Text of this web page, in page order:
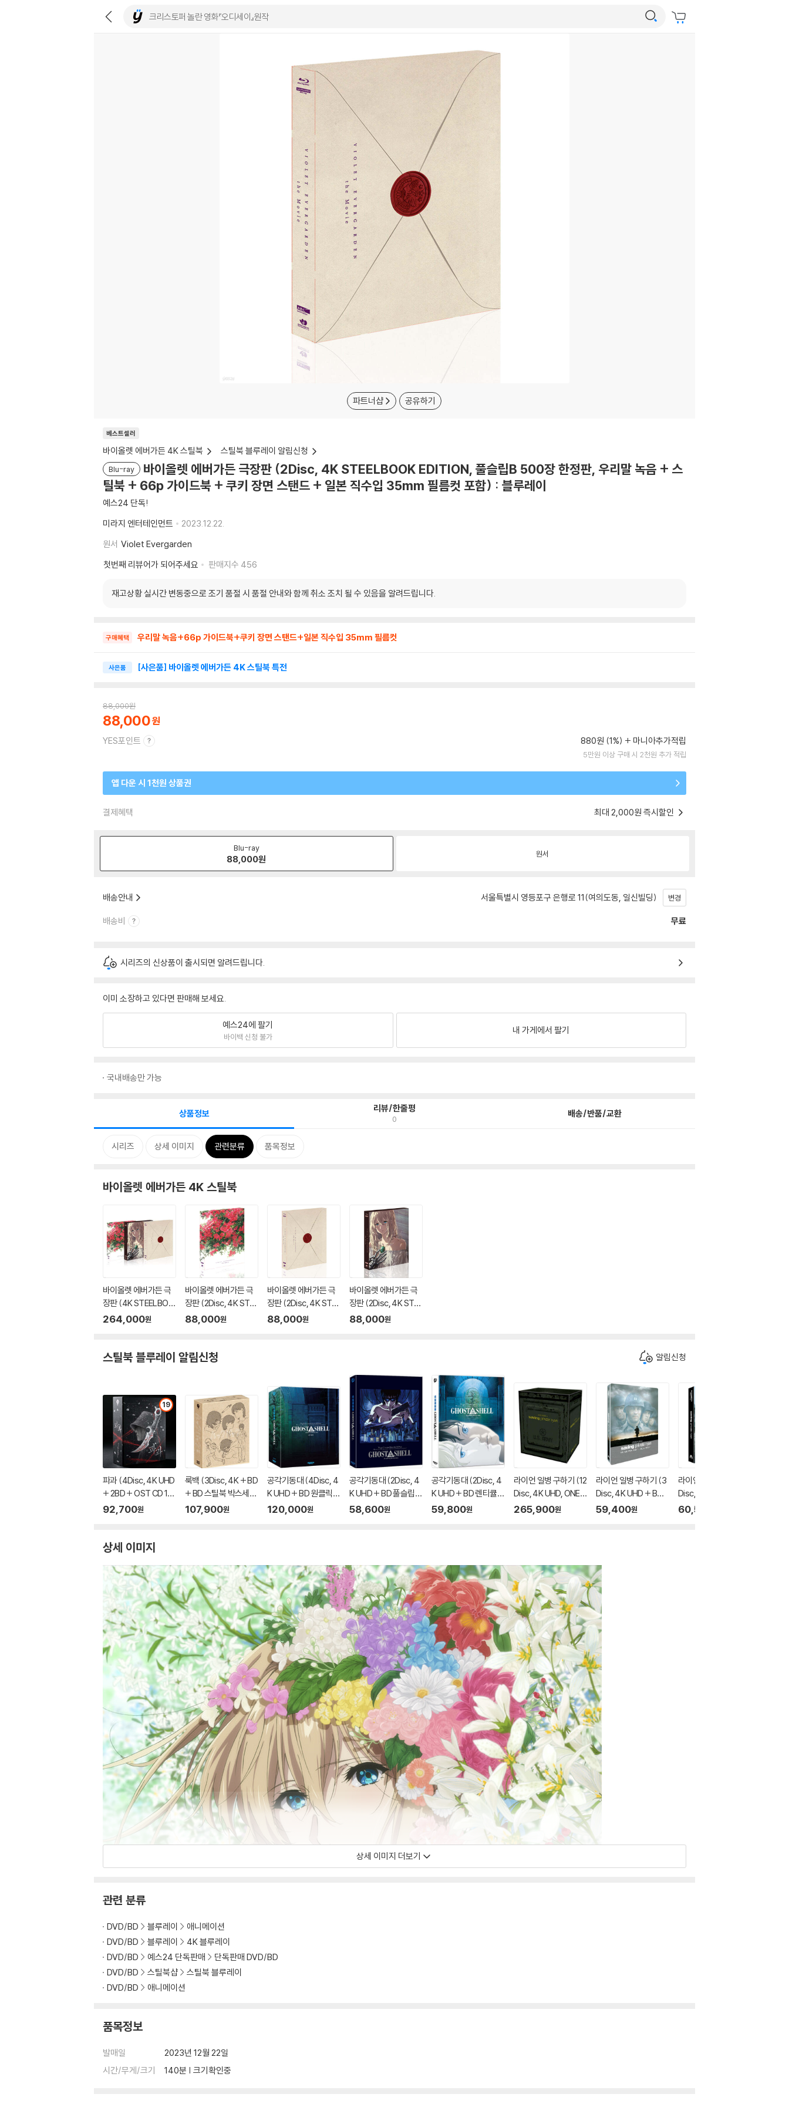
파트너샵 공유하기
베스트셀러
바이올렛 에버가든 4K 스틸북 스틸북 블루레이 알림신청
Blu-ray
바이올렛 에버가든 극장판 (2Disc, 4K STEELBOOK EDITION, 풀슬립B 500장 한정판, 우리말 녹음 + 스
틸북 + 66p 가이드북 + 쿠키 장면 스탠드 + 일본 직수입 35mm 필름컷 포함) : 블루레이
예스24 단독!
미라지 엔터테인먼트
2023.12.22.
원서 Violet Evergarden
첫번째 리뷰어가 되어주세요
판매지수 456
재고상황 실시간 변동중으로 조기 품절 시 품절 안내와 함께 취소 조치 될 수 있음을 알려드립니다.
구매혜택 우리말 녹음+66p 가이드북+쿠키 장면 스탠드+일본 직수입 35mm 필름컷
사은품 [사은품] 바이올렛 에버가든 4K 스틸북 특전
88,000원
88,000
YES포인트 880원 (1%) 마니아추가적립
5만원 이상 구매 시 2천원 추가 적립
앱 다운 시 1천원 상품권
결제혜택 최대 2,000원 즉시할인
Blu-ray
88,000원 원서
배송안내 서울특별시 영등포구 은행로 11(여의도동, 일신빌딩) 변경
배송비 무료
시리즈의 신상품이 출시되면 알려드립니다.
이미 소장하고 있다면 판매해 보세요.
예스24에 팔기
바이백 신청 불가
내 가게에서 팔기
국내배송만 가능
상품정보 리뷰/한줄평
0 배송/반품/교환
시리즈 상세 이미지 관련분류 품목정보
바이올렛 에버가든 4K 스틸북
바이올렛 에버가든 극
장판 (4K STEELBOO
K EDITION ONE CLIC
264,000원
바이올렛 에버가든 극
장판 (2Disc, 4K STE
ELBOOK EDITION, 렌
+ 66p 가이드북 + 쿠
포함) : 블루레이
88,000원
바이올렛 에버가든 극
장판 (2Disc, 4K STE
ELBOOK EDITION, 풀
포함) : 블루레이
88,000원
바이올렛 에버가든 극
장판 (2Disc, 4K STE
ELBOOK EDITION, 풀
직수입 35mm 필름컷
포함) : 블루레이
88,000원
스틸북 블루레이 알림신청 알림신청
19
파과 (4Disc, 4K UHD
+ 2BD + OST CD 15
00장 한정 스틸북 한정
92,700원
룩백 (3Disc, 4K + BD
+ BD 스틸북 박스세트
한정판) : 블루레이
107,900원
공각기동대 (4Disc, 4
K UHD + BD 원클릭박
스 스틸북 한정판 C Ty
120,000원
공각기동대 (2Disc, 4
K UHD + BD 풀슬립
스틸북 한정판 B Typ
58,600원
공각기동대 (2Disc, 4
K UHD + BD 렌티큘러
풀슬립 스틸북 한정판
59,800원
라이언 일병 구하기 (12
Disc, 4K UHD, ONE C
LICK BOX 스틸북 한정
265,900원
라이언 일병 구하기 (3
Disc, 4K UHD + BD
+ Bonus BD, 쿼터슬
59,400원
라이언 일병 구하기 (3
Disc, 4K UHD + BD
+ Bonus BD, 렌티큘
60,500
상세 이미지
상세 이미지 더보기
관련 분류
DVD/BD 블루레이
애니메이션
DVD/BD
블루레이
4K 블루레이
DVD/BD
예스24 단독판매
단독판매 DVD/BD
DVD/BD
스틸북샵
스틸북 블루레이
DVD/BD
애니메이션
품목정보
발매일
2023년 12월 22일
시간/무게/크기
140분 | 크기확인중